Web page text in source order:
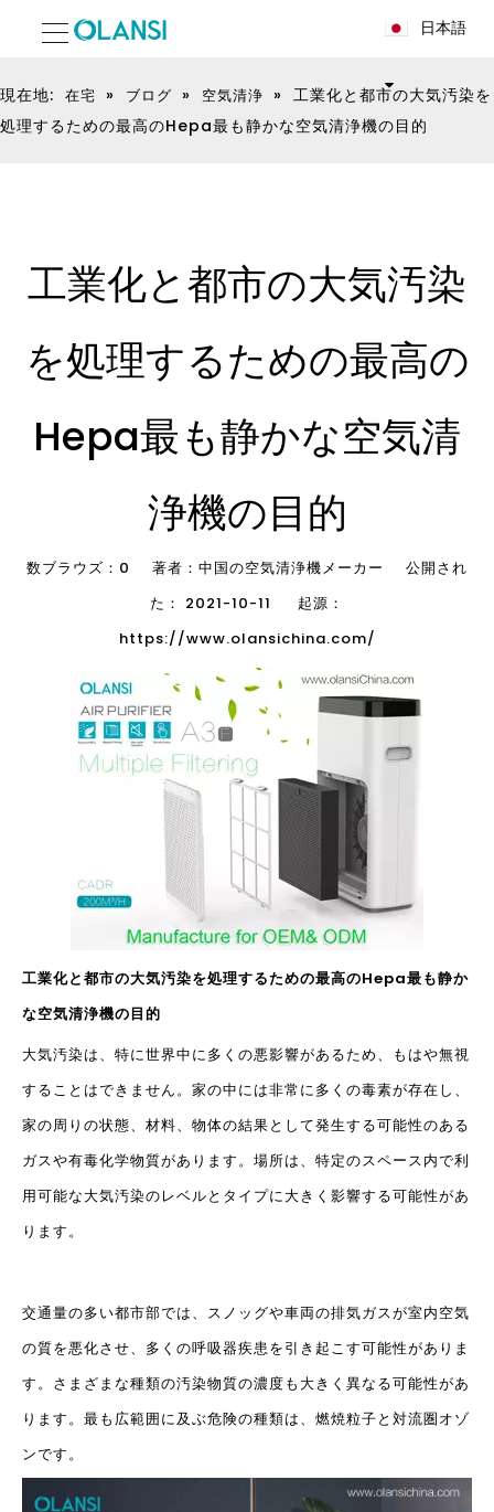
日本語
現在地: 在宅 » ブログ » 空気清浄 » 工業化と都市の大気汚染を
処理するための最高のHepa最も静かな空気清浄機の目的
工業化と都市の大気汚染
を処理するための最高の
Hepa最も静かな空気清
浄機の目的
数ブラウズ： 0
著者：中国の空気清浄機メーカー 公開され
た： 2021-10-11 起源：
https://www.olansichina.com/
工業化と都市の大気汚染を処理するための最高のHepa最も静か
な空気清浄機の目的
大気汚染は、特に世界中に多くの悪影響があるため、もはや無視
することはできません。家の中には非常に多くの毒素が存在し、
家の周りの状態、材料、物体の結果として発生する可能性のある
ガスや有毒化学物質があります。場所は、特定のスペース内で利
用可能な大気汚染のレベルとタイプに大きく影響する可能性があ
ります。
交通量の多い都市部では、スノッグや車両の排気ガスが室内空気
の質を悪化させ、多くの呼吸器疾患を引き起こす可能性がありま
す。さまざまな種類の汚染物質の濃度も大きく異なる可能性があ
ります。最も広範囲に及ぶ危険の種類は、燃焼粒子と対流圏オゾ
ンです。